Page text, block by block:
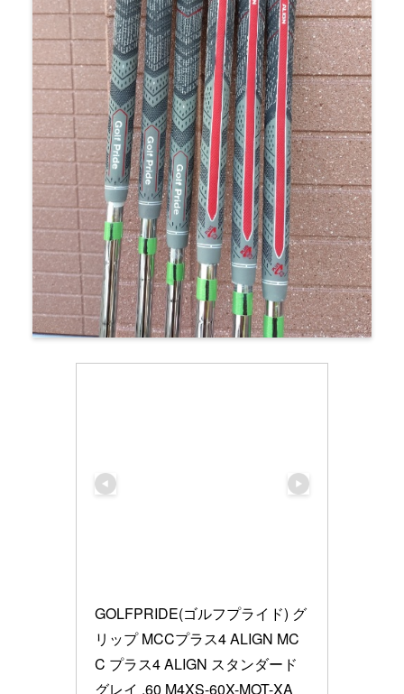
GOLFPRIDE(ゴルフプライド) グ
リップ MCCプラス4 ALIGN MC
C プラス4 ALIGN スタンダード
グレイ .60 M4XS-60X-MOT-XA